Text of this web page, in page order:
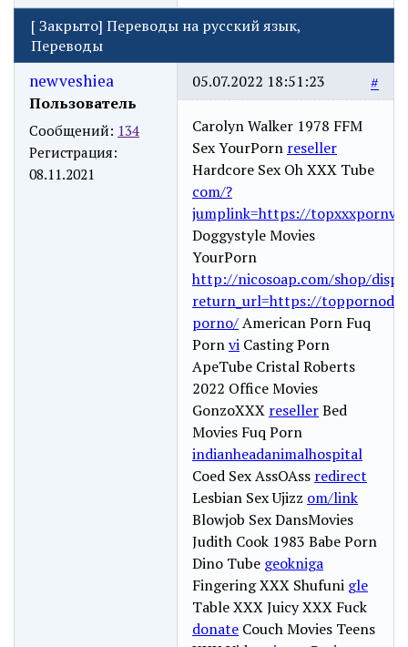
[Закрыто] Переводы на русский язык,
Переводы
newveshiea
Пользователь
Сообщений: 134
Регистрация:
08.11.2021
#
05.07.2022 18:51:23
Carolyn Walker 1978 FFM
Sex YourPorn reseller
Hardcore Sex Oh XXX Tube
com/?
jumplink=https://
Doggystyle Movies
YourPorn
http://nicosoap.com/shop/
return_url=https://
porno/American Porn Fuq
Pornvi Casting Porn
ApeTube Cristal Roberts
2022 Office Movies
GonzoXXX resellerBed
Movies Fuq Porn
indianheadanimalhospital
Coed Sex AssOAss redirect
Lesbian Sex Ujizz om/link
Blowjob Sex DansMovies
Judith Cook 1983 Babe Porn
Dino Tube geokniga
Fingering XXX Shufuni gle
Table XXX Juicy XXX Fuck
donate Couch Movies Teens